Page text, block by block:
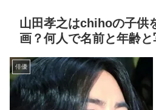
山田孝之はchihoの子供
画？何人で名前と年齢と
俳優